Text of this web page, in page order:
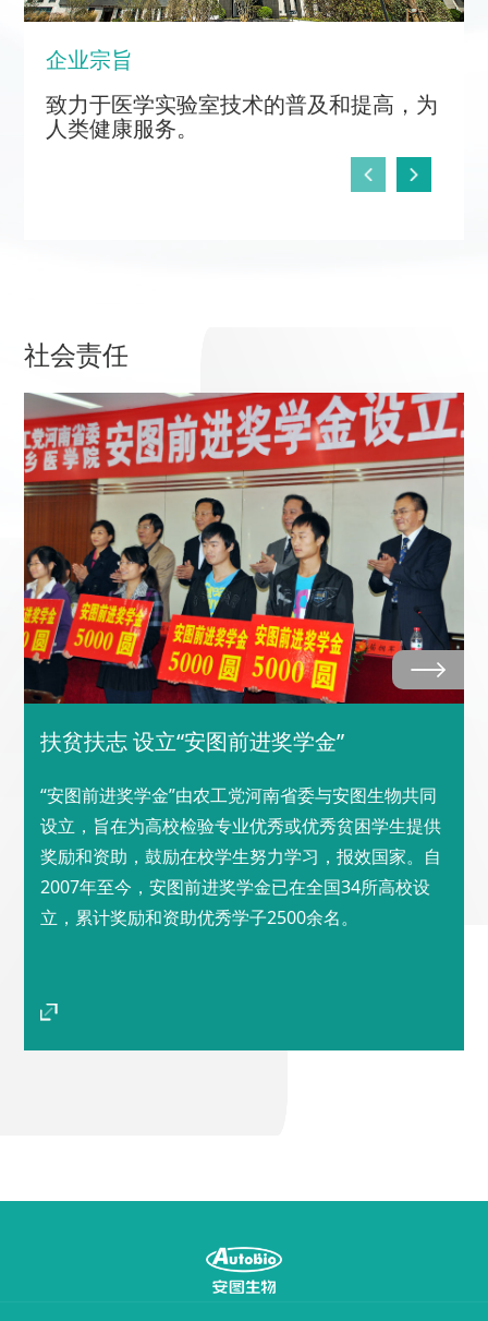
企业宗旨
致力于医学实验室技术的普及和提高，为
人类健康服务。
社会责任
扶贫扶志 设立“安图前进奖学金”
“安图前进奖学金”由农工党河南省委与安图生物共同
设立，旨在为高校检验专业优秀或优秀贫困学生提供
奖励和资助，鼓励在校学生努力学习，报效国家。自
2007年至今，安图前进奖学金已在全国34所高校设
立，累计奖励和资助优秀学子2500余名。